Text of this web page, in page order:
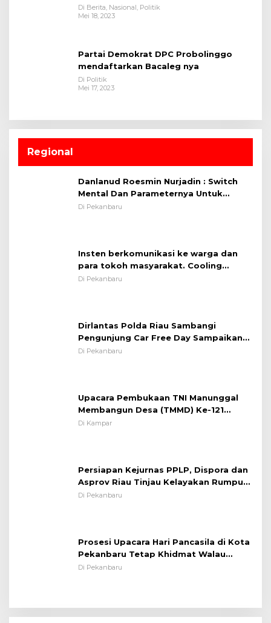
Di Berita, Nasional, Politik
Mei 18, 2023
Partai Demokrat DPC Probolinggo
mendaftarkan Bacaleg nya
Di Politik
Mei 17, 2023
Regional
Danlanud Roesmin Nurjadin : Switch
Mental Dan Parameternya Untuk
Melaksanakan ✈
Di Pekanbaru
Insten berkomunikasi ke warga dan
para tokoh masyarakat. Cooling
System OMP LK ²024 Polsek Rumbai,
Di Pekanbaru
Dirlantas Polda Riau Sambangi
Pengunjung Car Free Day Sampaikan
Pesan Edukasi Kamtibmas &
Di Pekanbaru
Upacara Pembukaan TNI Manunggal
Membangun Desa (TMMD) Ke-121
Kodim 0313/KPR Tahun 2024) ?
Di Kampar
Persiapan Kejurnas PPLP, Dispora dan
Asprov Riau Tinjau Kelayakan Rumput
Lapangan Sepakbola
Di Pekanbaru
Prosesi Upacara Hari Pancasila di Kota
Pekanbaru Tetap Khidmat Walau
Dalam Ruangan
Di Pekanbaru